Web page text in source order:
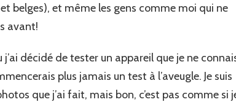
belges), et même les gens comme moi qui ne
avant!
j’ai décidé de tester un appareil que je ne
plus jamais un test à l’aveugle. Je suis
que j’ai fait, mais bon, c’est pas comme si